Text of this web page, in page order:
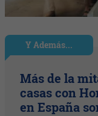
Y Además...
Más de la
casas con
en España